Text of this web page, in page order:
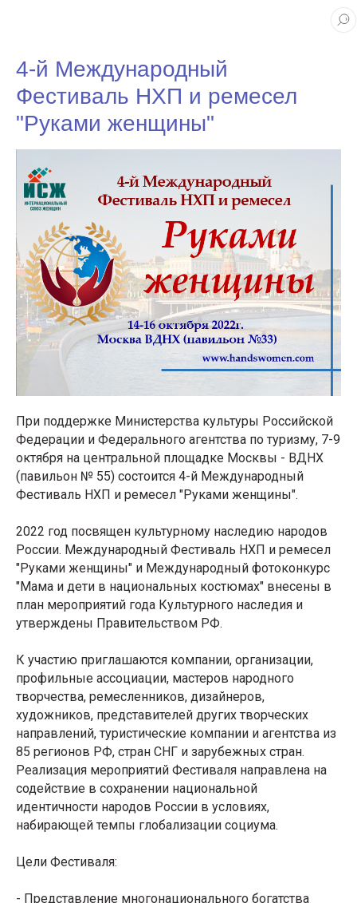
4-й Международный
Фестиваль НХП и ремесел
"Руками женщины"
При поддержке Министерства культуры Российской
Федерации и Федерального агентства по туризму, 7-9
октября на центральной площадке Москвы - ВДНХ
(павильон № 55) состоится 4-й Международный
Фестиваль НХП и ремесел "Руками женщины".
2022 год посвящен культурному наследию народов
России. Международный Фестиваль НХП и ремесел
"Руками женщины" и Международный фотоконкурс
"Мама и дети в национальных костюмах" внесены в
план мероприятий года Культурного наследия и
утверждены Правительством РФ.
К участию приглашаются компании, организации,
профильные ассоциации, мастеров народного
творчества, ремесленников, дизайнеров,
художников, представителей других творческих
направлений, туристические компании и агентства из
85 регионов РФ, стран СНГ и зарубежных стран.
Реализация мероприятий Фестиваля направлена на
содействие в сохранении национальной
идентичности народов России в условиях,
набирающей темпы глобализации социума.
Цели Фестиваля:
- Представление многонационального богатства